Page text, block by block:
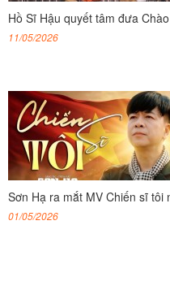
Hồ Sĩ Hậu quyết tâm đưa
11/05/2026
Sơn Hạ ra mắt MV Chiến sĩ tôi
01/05/2026